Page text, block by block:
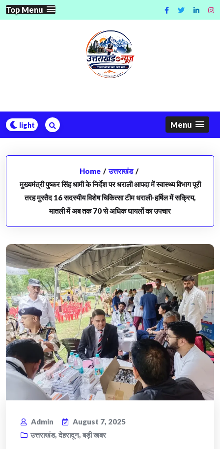
Skip
to
Top Menu
Menu
Home / उत्तराखंड /
मुख्यमंत्री पुष्कर सिंह धामी के निर्देश पर धराली आपदा में स्वास्थ्य विभाग पूरी
तरह मुस्तैद 16 सदस्यीय विशेष चिकित्सा टीम धराली-हर्षिल में सक्रिय,
मातली में अब तक 70 से अधिक घायलों का उपचार
Admin
August 7, 2025
उत्तराखंड, देहरादून, बड़ी खबर